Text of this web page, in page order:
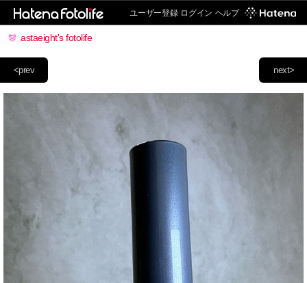
ユーザー登録 ログイン ヘルプ
astaeight's fotolife
next>
<prev